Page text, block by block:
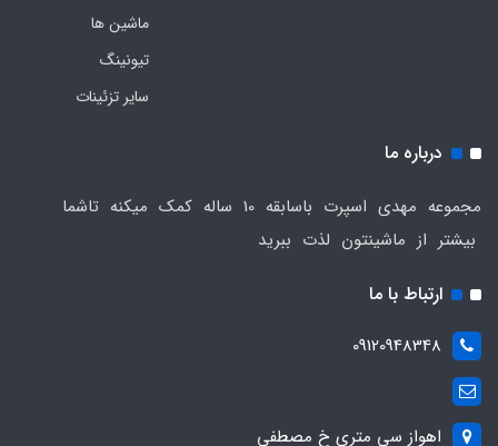
ماشین ها
تیونینگ
سایر تزئینات
درباره ما
مجموعه مهدی اسپرت باسابقه 10 ساله کمک میکنه تاشما
بیشتر از ماشینتون لذت ببرید
ارتباط با ما
09120948348
اهواز سی متری خ مصطفی